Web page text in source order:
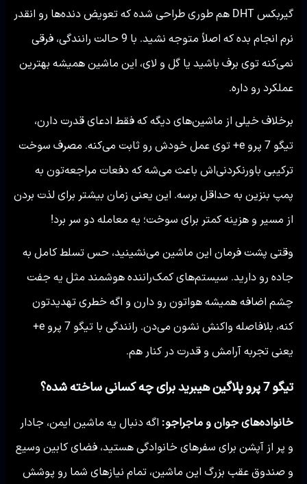
گیربکس DHT هم طوری طراحی شده که تعویض دنده‌ها رو انقدر
نرم انجام بده که اصلاً متوجه نشید. با 9 حالت رانندگی، فرقی
نمی‌کنه توی برف باشید یا گل و لای، این ماشین همیشه بهترین
عملکرد رو داره.
برخلاف خیلی از ماشین‌های دیگه که فقط ادعای قدرت دارن،
تیگو 7 پرو e+ توی عمل خودش رو ثابت می‌کنه. مصرف سوخت
ترکیبی باورنکردنی‌اش باعث می‌شه که دفعات مراجعه‌تون به
پمپ بنزین به حداقل برسه. این یعنی زمان بیشتر برای لذت بردن
از مسیر و هزینه کمتر برای سوخت؛ یه معامله دو سر برد!
وقتی پشت فرمان این ماشین می‌نشینید، حس تسلط کامل به
جاده رو دارید. سیستم‌های کمک‌راننده هوشمند مثل یه جفت
چشم اضافه همیشه هواتون رو دارن و اگه خطری تهدیدتون
کنه، بلافاصله واکنش نشون می‌دن. رانندگی با تیگو 7 پرو e+
یعنی تجربه آرامش و قدرت در کنار هم.
تیگو 7 پرو پلاگین هیبرید برای چه کسانی ساخته شده؟
خانواده‌های جوان و ماجراجو: اگه دنبال یه ماشین ایمن، جادار
و پر از آپشن برای سفرهای خانوادگی هستید، فضای کابین وسیع
و صندوق عقب بزرگ این ماشین، تمام نیازهای شما رو پوشش